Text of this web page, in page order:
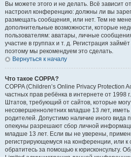
Вы можете этого и не делать. Всё зависит
настроил конференцию: должны ли вы
размещать сообщения, или нет. Тем не
дополнительные возможности, которые
пользователям: аватары, личные
участие в группах и т. д. Регистрация
поэтому мы рекомендуем это сделать.
Вернуться к началу
Что такое COPPA?
COPPA (Children’s Online Privacy Protection
частных прав ребёнка в интернете от 1998
Штатов, требующий от сайтов, которые
несовершеннолетних младше 13 лет, иметь
родителей. Допустимо наличие иного вида
опекуны разрешают сбор личной
младше 13 лет. Если вы не уверены,
регистрирующемуся на конференции, или
обратитесь за помощью к юрисконсульту.